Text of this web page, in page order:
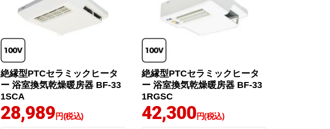
絶縁型PTCセラミックヒータ
ー 浴室換気乾燥暖房器 BF-33
1SCA
28,989円(税込)
絶縁型PTCセラミックヒータ
ー 浴室換気乾燥暖房器 BF-33
1RGSC
42,300円(税込)